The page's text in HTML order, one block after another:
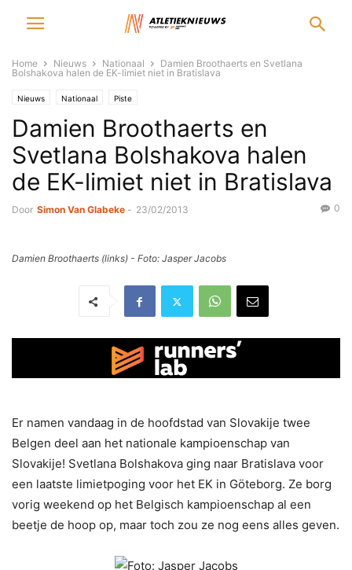
Home Nieuws Nationaal
Damien Broothaerts en Svetlana
Bolshakova halen de EK-limiet niet in Bratislava
Nieuws Nationaal Piste
Damien Broothaerts en
Svetlana Bolshakova halen
de EK-limiet niet in Bratislava
Door Simon Van Glabeke - 23/02/2013 0
Damien Broothaerts (links) - Foto: Jasper Jacobs
Er namen vandaag in de hoofdstad van Slovakije twee
Belgen deel aan het nationale kampioenschap van
Slovakije! Svetlana Bolshakova ging naar Bratislava voor
een laatste limietpoging voor het EK in Göteborg. Ze borg
vorig weekend op het Belgisch kampioenschap al een
beetje de hoop op, maar toch zou ze nog eens alles geven.